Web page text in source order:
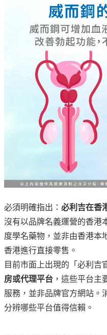
必須明確指出： 必利吉在香
沒有以品牌名義運營的香港
度學名藥物，並非由香港本
香港進行直接零售。
目前市面上出現的「必利吉
房或代理平台 ，這些平台主
服務，並非品牌官方網站。
分辨哪些平台值得信賴。